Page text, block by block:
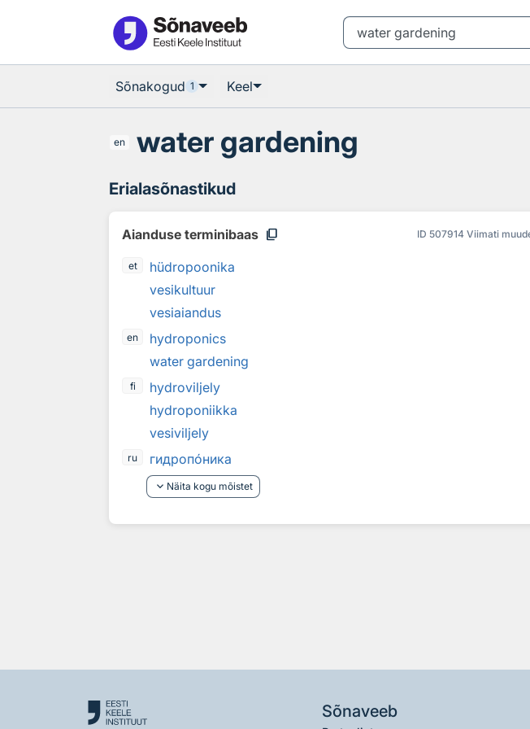
Sõnakogud 1 Keel
en water gardening
Erialasõnastikud
Aianduse terminibaas content_copy ID 507914 Viimati
et
hüdropoonika
vesikultuur
vesiaiandus
en
hydroponics
water gardening
fi
hydroviljely
hydroponiikka
vesiviljely
ru гидропоника
keyboard_arrow_down Näita kogu mõistet
Sõnaveeb